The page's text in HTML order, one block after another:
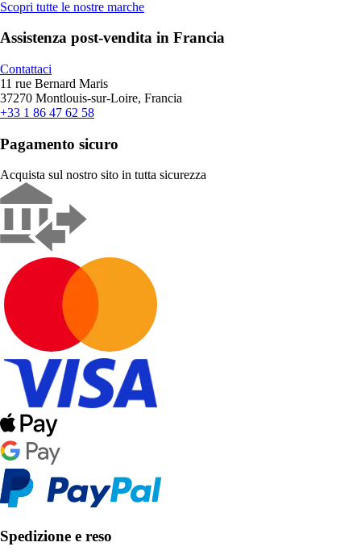
Scopri tutte le nostre marche
Assistenza post-vendita in Francia
Contattaci
11 rue Bernard Maris
37270 Montlouis-sur-Loire, Francia
+33 1 86 47 62 58
Pagamento sicuro
Acquista sul nostro sito in tutta sicurezza
Spedizione e reso